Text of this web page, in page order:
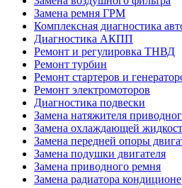
Замена ремня ГРМ
Комплексная диагностика
Диагностика АКПП
Ремонт и регулировка ТНВД
Ремонт турбин
Ремонт стартеров и
Ремонт электромоторов
Диагностика подвески
Замена натяжителя
Замена охлаждающей
Замена передней опоры
Замена подушки двигателя
Замена приводного ремня
Замена радиатора